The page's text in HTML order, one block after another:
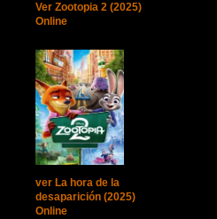
Ver Zootopia 2 (2025)
Online
ver La hora de la
desaparición (2025)
Online